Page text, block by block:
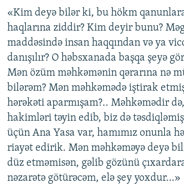
«Kim deyə bilər ki, bu hökm
haqlarına ziddir? Kim deyir bunu?
maddəsində insan haqqından və ya
danışılır? O həbsxanada başqa şeyə
Mən özüm məhkəmənin qərarına nə
bilərəm? Mən məhkəmədə iştirak
hərəkəti aparmışam?.. Məhkəmədir
hakimləri təyin edib, biz də
üçün Ana Yasa var, hamımız onunla
riayət edirik. Mən məhkəməyə deyə
düz etməmisən, gəlib gözünü
nəzarətə götürəcəm, elə şey yoxdur…»